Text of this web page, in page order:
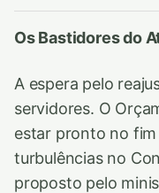
Os Bastidores do
A espera pelo
servidores. O
estar pronto no
turbulências no
proposto pelo